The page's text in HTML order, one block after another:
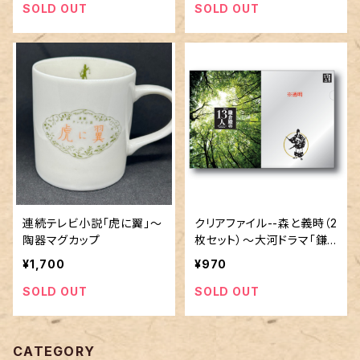
SOLD OUT
SOLD OUT
連続テレビ小説「虎に翼」～
陶器マグカップ
¥1,700
SOLD OUT
クリアファイル--森と義時（2
枚セット）～大河ドラマ「鎌
倉殿の13人」タイトルロゴ使
¥970
SOLD OUT
CATEGORY